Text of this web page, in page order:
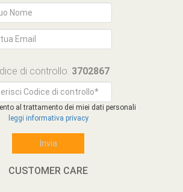
di controllo: 3702867
al trattamento dei miei dati personali
leggi informativa privacy
CUSTOMER CARE